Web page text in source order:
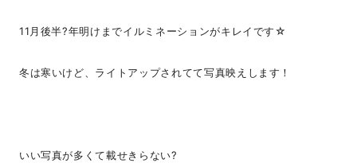
11月後半?年明けまでイルミネーションがキレイです☆
冬は寒いけど、ライトアップされてて写真映えします！
いい写真が多くて載せきらない?